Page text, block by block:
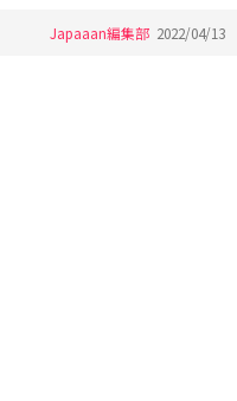
Japaaan編集部 2022/04/13